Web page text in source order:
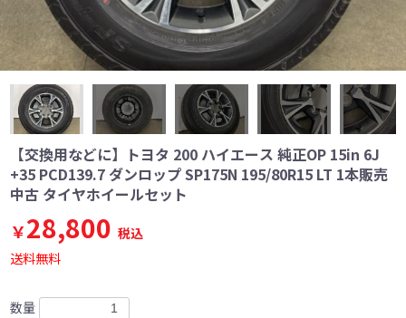
【交換用などに】トヨタ 200 ハイエース 純正OP 15in 6J
+35 PCD139.7 ダンロップ SP175N 195/80R15 LT 1本販売
中古 タイヤホイールセット
￥28,800 税込
送料無料
数量